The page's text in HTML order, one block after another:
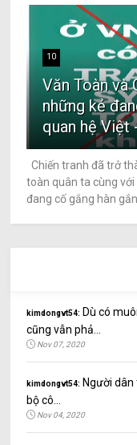
10
Văn Toàn và
những kẻ
quan hệ Việt
Chiến tranh đã trở
toàn quân ta cùng
đang cố gắng hàn
kimdongvt54: Dù có
cũng vẫn phả...
Nov 07, 2020
kimdongvt54: Người dân
bộ cô...
Nov 04, 2020